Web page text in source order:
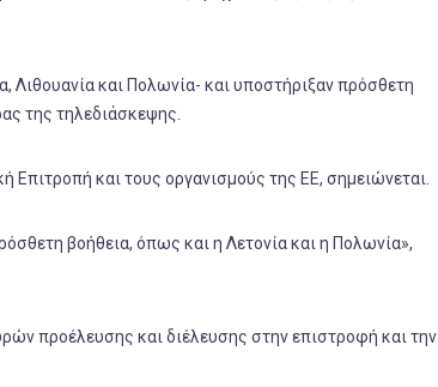
Λιθουανία και Πολωνία- και υποστήριξαν πρόσθετη
της τηλεδιάσκεψης.
Επιτροπή και τους οργανισμούς της ΕΕ, σημειώνεται.
βοήθεια, όπως και η Λετονία και η Πολωνία»,
προέλευσης και διέλευσης στην επιστροφή και την